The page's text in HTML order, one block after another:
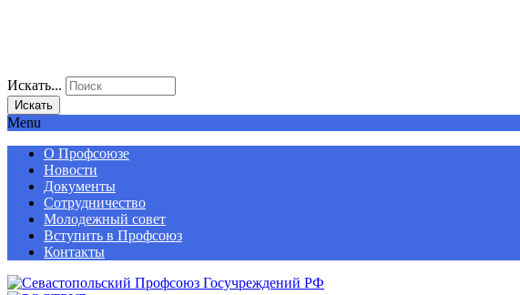
Искать...
Искать
Menu
О Профсоюзе
Новости
Документы
Сотрудничество
Молодежный совет
Вступить в Профсоюз
Контакты